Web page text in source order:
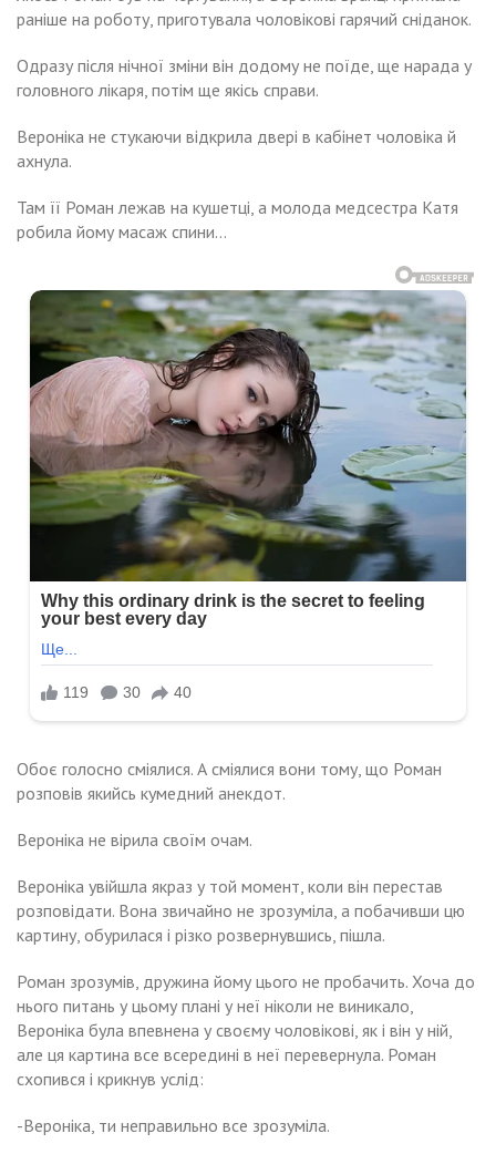
раніше на роботу, приготувала чоловікові гарячий сніданок.
Одразу після нічної зміни він додому не поїде, ще нарада у
головного лікаря, потім ще якісь справи.
Вероніка не стукаючи відкрила двері в кабінет чоловіка й
ахнула.
Там її Роман лежав на кушетці, а молода медсестра Катя
робила йому масаж спини…
Обоє голосно сміялися. А сміялися вони тому, що Роман
розповів якийсь кумедний анекдот.
Вероніка не вірила своїм очам.
Вероніка увійшла якраз у той момент, коли він перестав
розповідати. Вона звичайно не зрозуміла, а побачивши цю
картину, обурилася і різко розвернувшись, пішла.
Роман зрозумів, дружина йому цього не пробачить. Хоча до
нього питань у цьому плані у неї ніколи не виникало,
Вероніка була впевнена у своєму чоловікові, як і він у ній,
але ця картина все всередині в неї перевернула. Роман
схопився і крикнув услід:
-Вероніка, ти неправильно все зрозуміла.